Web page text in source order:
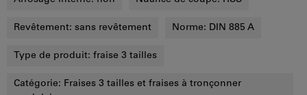
Revêtement: sans revêtement Norme: DIN 885 A
Type de produit: fraise 3 tailles
Catégorie: Fraises 3 tailles et fraises à tronçonner